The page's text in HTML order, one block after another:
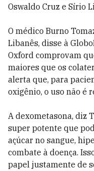
Oswaldo Cruz e Sírio
O médico Burno
Libanês, disse à
Oxford comprovam
maiores que os
alerta que, para
oxigênio, o uso não é
A dexometasona, diz
super potente que
açúcar no sangue,
combate à doença.
papel justamente de